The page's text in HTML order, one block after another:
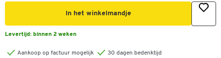
In het winkelmandje
Levertijd: binnen 2 weken
Aankoop op factuur mogelijk
30 dagen bedenktijd